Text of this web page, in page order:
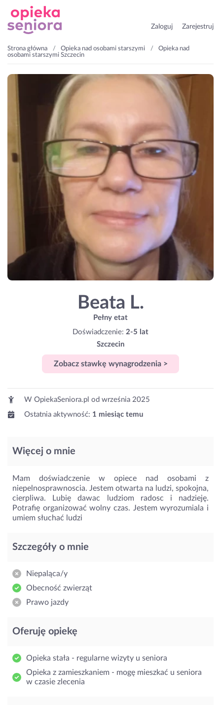
Zaloguj Zarejestruj
Strona główna Opieka nad osobami starszymi
Opieka nad
osobami starszymi Szczecin
Beata L.
Pełny etat
Doświadczenie: 2-5 lat
Szczecin
Zobacz stawkę wynagrodzenia >
W OpiekaSeniora.pl od września 2025
Ostatnia aktywność: 1 miesiąc temu
Więcej o mnie
Mam doświadczenie w opiece nad osobami z
niepelnosprawnoscia. Jestem otwarta na ludzi, spokojna,
cierpliwa. Lubię dawac ludziom radosc i nadzieję.
Potrafię organizować wolny czas. Jestem wyrozumiala i
umiem słuchać ludzi
Szczegóły o mnie
Niepaląca/y
Obecność zwierząt
Prawo jazdy
Oferuję opiekę
Opieka stała - regularne wizyty u seniora
Opieka z zamieszkaniem - mogę mieszkać u seniora
w czasie zlecenia